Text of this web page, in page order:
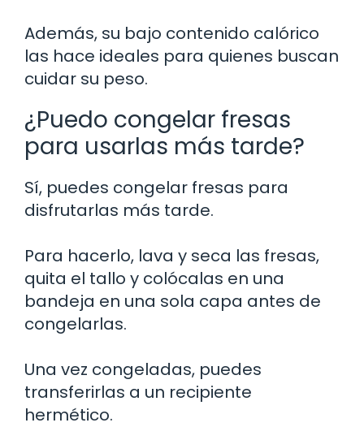
Además, su bajo contenido calórico
las hace ideales para quienes buscan
cuidar su peso.
¿Puedo congelar fresas
para usarlas más tarde?
Sí, puedes congelar fresas para
disfrutarlas más tarde.
Para hacerlo, lava y seca las fresas,
quita el tallo y colócalas en una
bandeja en una sola capa antes de
congelarlas.
Una vez congeladas, puedes
transferirlas a un recipiente
hermético.